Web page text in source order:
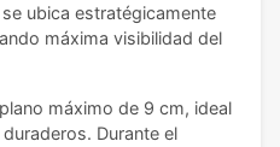
ubica estratégicamente
máxima visibilidad del
máximo de 9 cm, ideal
Durante el